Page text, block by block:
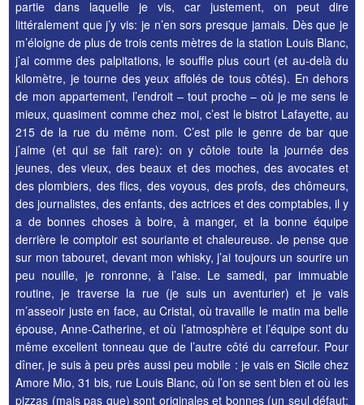
partie dans laquelle je vis, car justement, on peut dire
littéralement que j’y vis: je n’en sors presque jamais. Dès que je
m’éloigne de plus de trois cents mètres de la station Louis Blanc,
j’ai comme des palpitations, le souffle plus court (et au-delà du
kilomètre, je tourne des yeux affolés de tous côtés). En dehors
de mon appartement, l’endroit – tout proche – où je me sens le
mieux, quasiment comme chez moi, c’est le bistrot Lafayette, au
215 de la rue du même nom. C’est pile le genre de bar que
j’aime (et qui se fait rare): on y côtoie toute la journée des
jeunes, des vieux, des beaux et des moches, des avocates et
des plombiers, des flics, des voyous, des profs, des chômeurs,
des journalistes, des enfants, des actrices et des comptables, il y
a de bonnes choses à boire, à manger, et la bonne équipe
derrière le comptoir est souriante et chaleureuse. Je pense que
sur mon tabouret, devant mon whisky, j’ai toujours un sourire un
peu nouille, je ronronne, à l’aise. Le samedi, par immuable
routine, je traverse la rue (je suis un aventurier) et je vais
m’asseoir juste en face, au Cristal, où travaille le matin ma belle
épouse, Anne-Catherine, et où l’atmosphère et l’équipe sont du
même excellent tonneau que de l’autre côté du carrefour. Pour
dîner, je suis à peu près aussi peu mobile : je vais en Sicile chez
Amore Mio, 31 bis, rue Louis Blanc, où l’on se sent bien et où les
pizzas (mais pas que) sont originales et bonnes (un seul défaut: